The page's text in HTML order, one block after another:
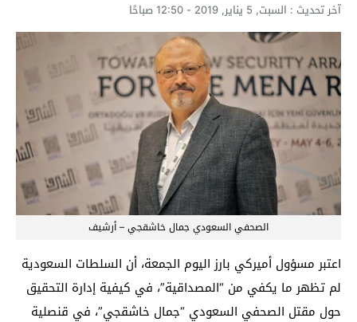
آخر تحديث : السبت, 5 يناير, 2019 - 12:50 صباحًا
الصحفي السعودي جمال خاشقجي – أرشيف
اعتبر مسؤول أميركي بارز اليوم الجمعة، أن السلطات السعودية
لم تظهر ما يكفي من “المصداقية”، في كيفية إدارة التحقيق
حول مقتل الصحفي السعودي “جمال خاشقجي”، في قنصلية